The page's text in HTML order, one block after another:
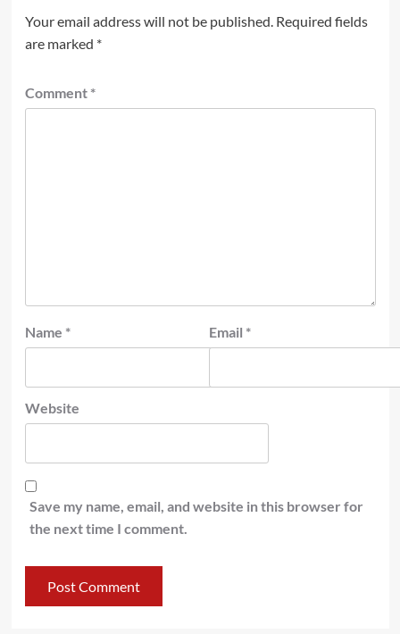
Your email address will not be published. Required fields
are marked *
Comment *
Name * Email *
Website
Save my name, email, and website in this browser for
the next time I comment.